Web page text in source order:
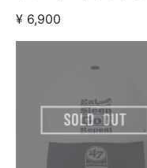
定販売】
¥ 6,900